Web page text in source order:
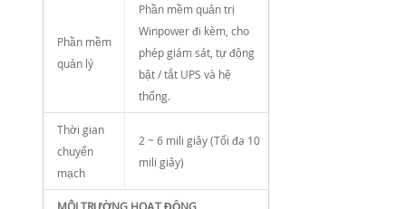
Phần mềm
quản lý
Phần mềm quản trị
Winpower đi kèm, cho
phép giám sát, tự động
bật / tắt UPS và hệ
thống.
Thời gian
chuyển
mạch
2 ~ 6 mili giây (Tối đa 10
mili giây)
MÔI TRƯỜNG HOẠT ĐỘNG